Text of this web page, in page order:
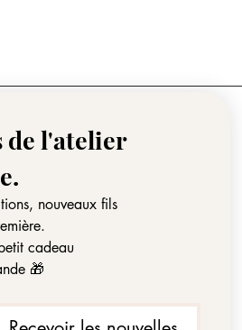
de l'atelier
nouveaux fils
cadeau
🎁